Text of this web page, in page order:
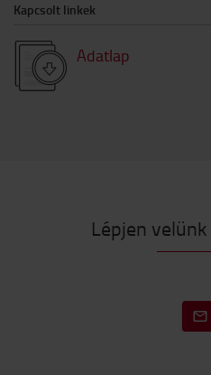
Kapcsolt linkek
Adatlap
Lépjen